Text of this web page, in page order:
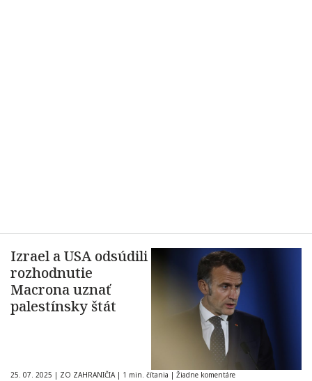
Izrael a USA odsúdili
rozhodnutie
Macrona uznať
palestínsky štát
25. 07. 2025 | ZO ZAHRANIČIA | 1 min. čítania | Žiadne komentáre